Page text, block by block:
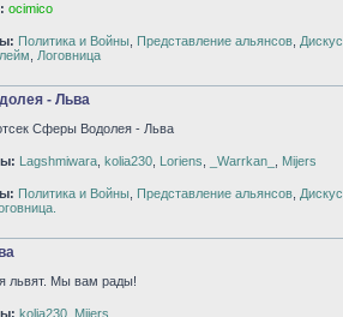
ocimico
Политика и Войны Представление альянсов
Логовница
- Льва
Сферы Водолея - Льва
Lagshmiwara kolia230 Loriens _Warrkan_ Mijers
Политика и Войны Представление альянсов
львят. Мы вам рады!
kolia230 Mijers